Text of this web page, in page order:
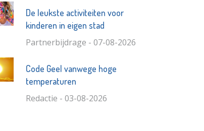
De leukste activiteiten voor
kinderen in eigen stad
Partnerbijdrage - 07-08-2026
Code Geel vanwege hoge
temperaturen
Redactie - 03-08-2026